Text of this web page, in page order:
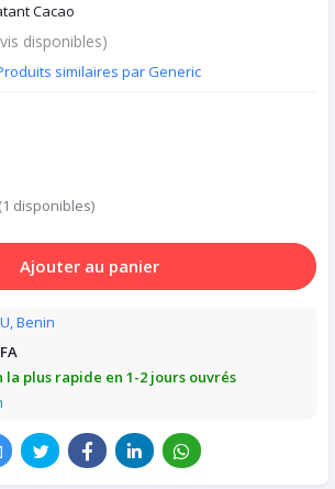
Cacao
disponibles)
similaires par Generic
(1 disponibles)
Ajouter au panier
Benin
la plus rapide en 1-2 jours ouvrés